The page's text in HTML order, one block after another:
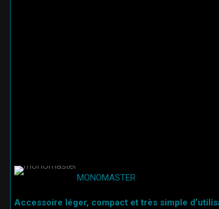
MONOMASTER
Accessoire léger, compact et très simple